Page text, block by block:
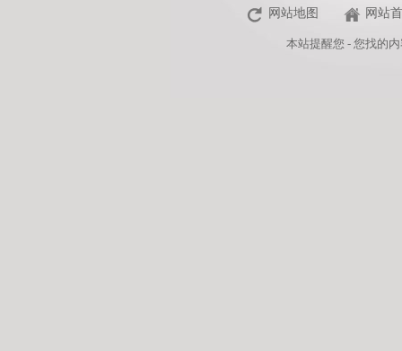
网站地图 网站
本站提醒您 - 您找的